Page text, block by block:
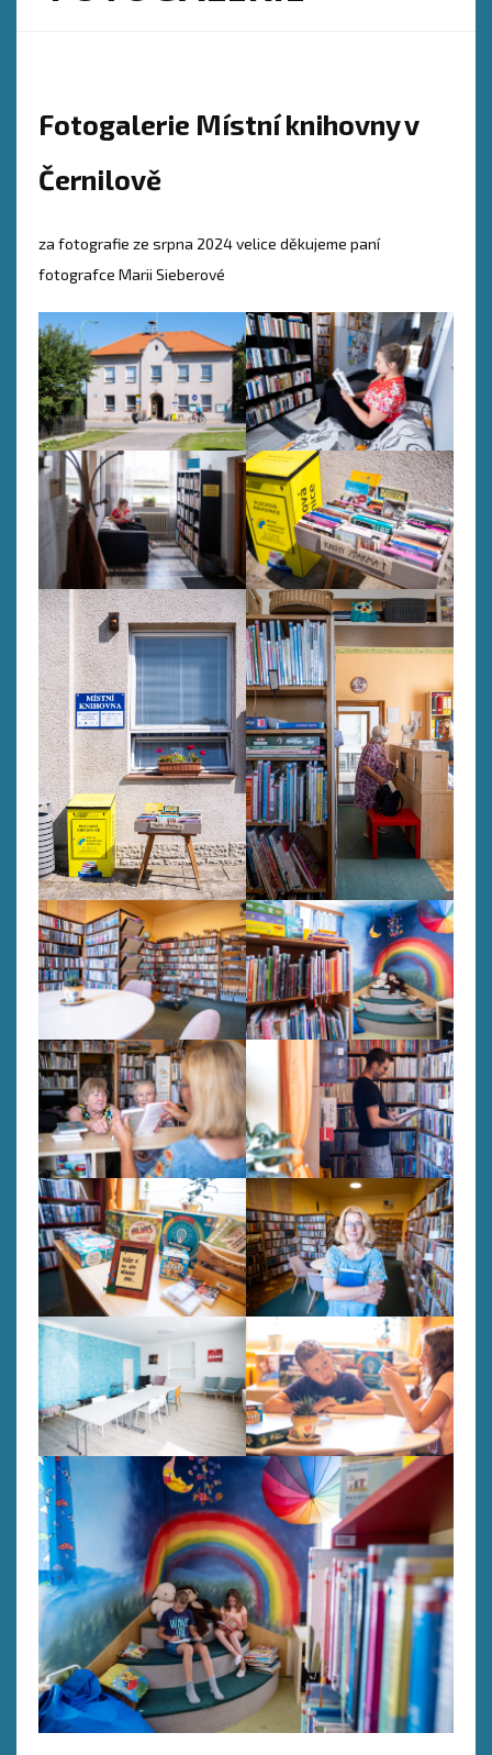
Fotogalerie Místní knihovny v
Černilově
za fotografie ze srpna 2024 velice děkujeme paní
fotografce Marii Sieberové